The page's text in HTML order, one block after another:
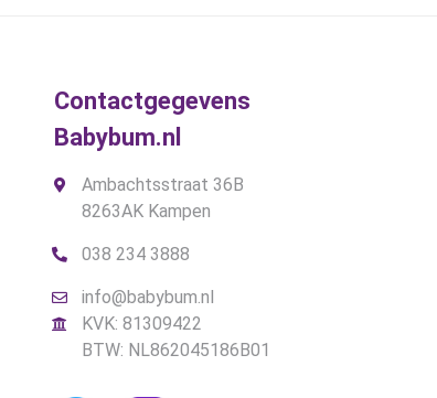
Contactgegevens
Babybum.nl
Ambachtsstraat 36B
8263AK Kampen
038 234 3888
info@babybum.nl
KVK: 81309422
BTW: NL862045186B01